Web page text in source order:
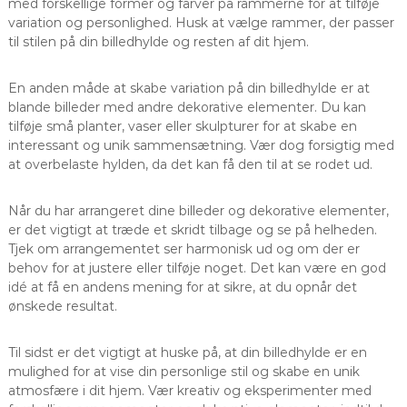
med forskellige former og farver på rammerne for at tilføje
variation og personlighed. Husk at vælge rammer, der passer
til stilen på din billedhylde og resten af dit hjem.
En anden måde at skabe variation på din billedhylde er at
blande billeder med andre dekorative elementer. Du kan
tilføje små planter, vaser eller skulpturer for at skabe en
interessant og unik sammensætning. Vær dog forsigtig med
at overbelaste hylden, da det kan få den til at se rodet ud.
Når du har arrangeret dine billeder og dekorative elementer,
er det vigtigt at træde et skridt tilbage og se på helheden.
Tjek om arrangementet ser harmonisk ud og om der er
behov for at justere eller tilføje noget. Det kan være en god
idé at få en andens mening for at sikre, at du opnår det
ønskede resultat.
Til sidst er det vigtigt at huske på, at din billedhylde er en
mulighed for at vise din personlige stil og skabe en unik
atmosfære i dit hjem. Vær kreativ og eksperimenter med